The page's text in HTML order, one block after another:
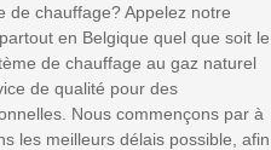
de chauffage? Appelez notre
en Belgique quel que soit le
de chauffage au gaz naturel
de qualité pour des
Nous commençons par à
les meilleurs délais possible, afin